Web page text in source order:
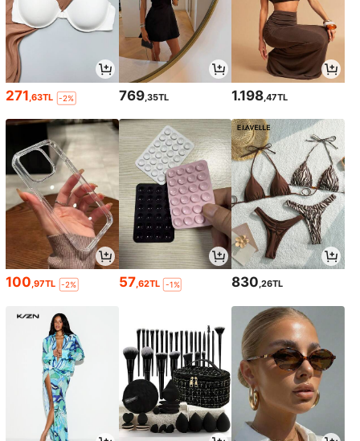
271,63TL -2% 769,35TL 1.198,47TL
100,97TL -2% 57,62TL -1% 830,26TL